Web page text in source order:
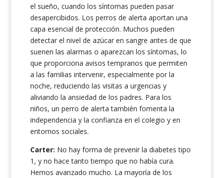
el sueño, cuando los síntomas pueden pasar
desapercibidos. Los perros de alerta aportan una
capa esencial de protección. Muchos pueden
detectar el nivel de azúcar en sangre antes de que
suenen las alarmas o aparezcan los síntomas, lo
que proporciona avisos tempranos que permiten
a las familias intervenir, especialmente por la
noche, reduciendo las visitas a urgencias y
aliviando la ansiedad de los padres. Para los
niños, un perro de alerta también fomenta la
independencia y la confianza en el colegio y en
entornos sociales.
Carter: No hay forma de prevenir la diabetes tipo
1, y no hace tanto tiempo que no había cura.
Hemos avanzado mucho. La mayoría de los